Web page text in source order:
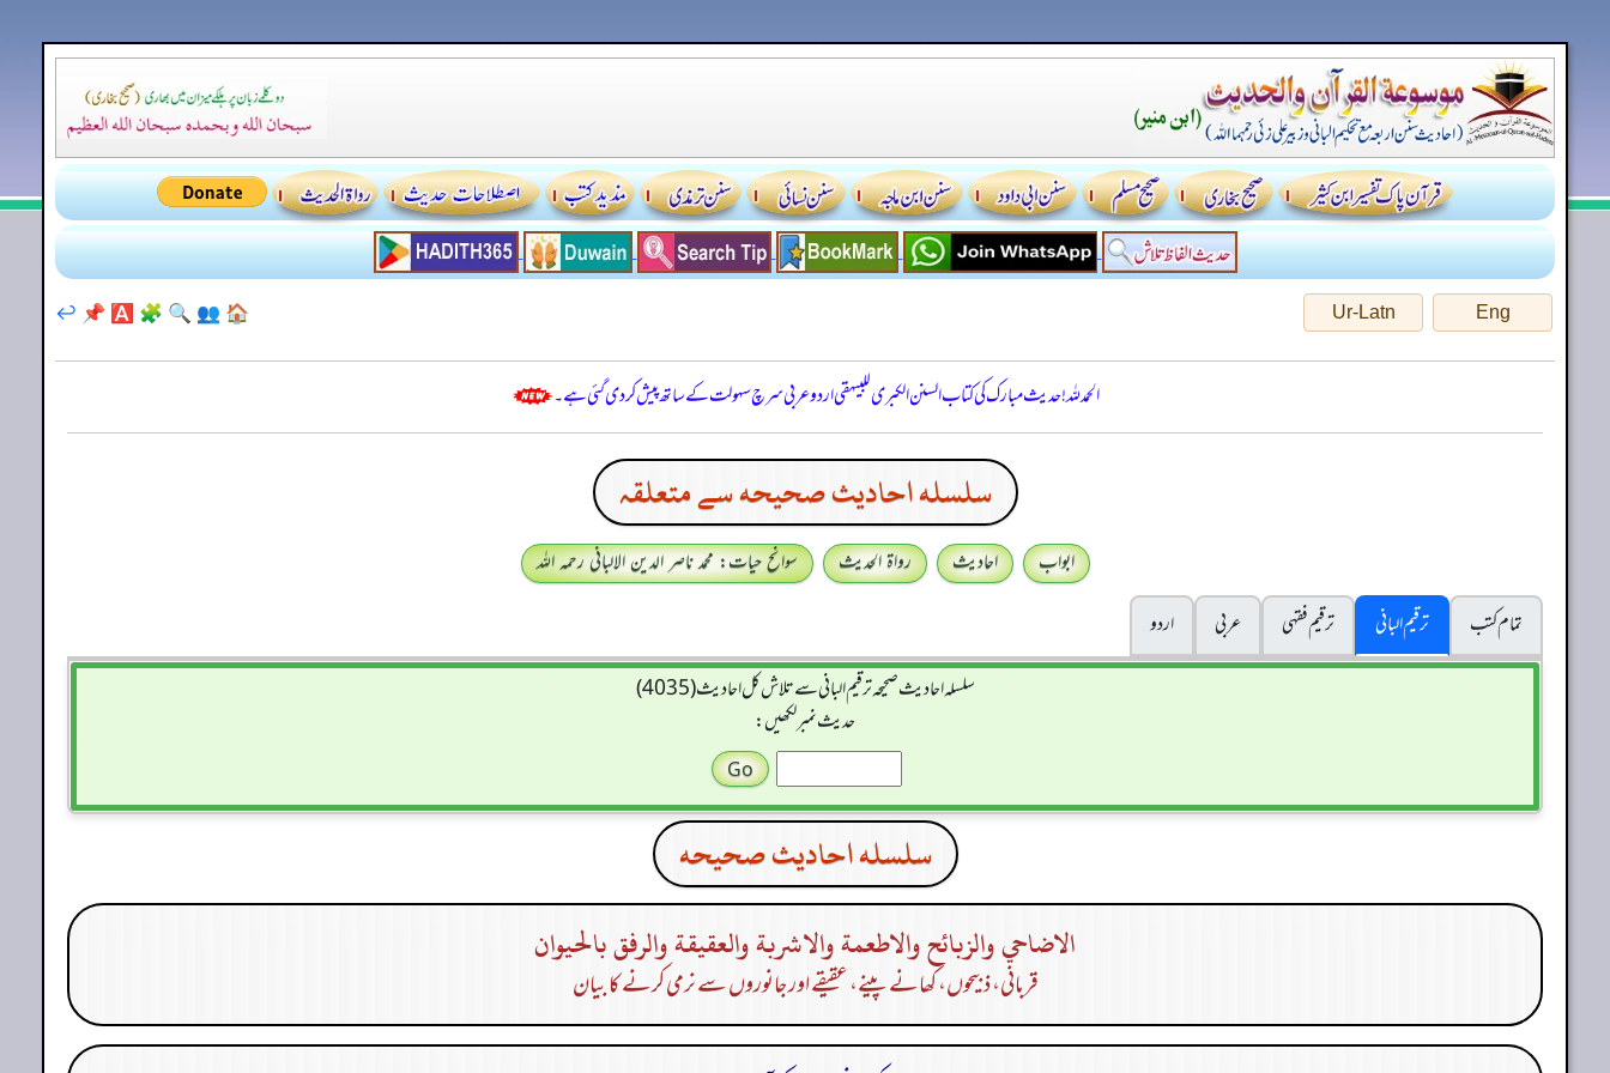
Eng
Ur-Latn
🏠
👥
🔍
🧩
🅰️
📌
↩️
الحمدللہ! حدیث مبارک کی کتاب السنن الكبرى للبيهقي اردو عربی سرچ سہولت کے ساتھ پیش کر دی گئی ہے۔
سلسله احاديث صحيحه سے متعلقہ
ابواب احادیث رواۃ الحدیث
سوانح حیات: محمد ناصر الدین الالبانی رحمہ اللہ
تمام کتب
ترقیم البانی ترقيم فقہی عربی
اردو
سلسله احاديث صحيحه ترقیم البانی سے تلاش کل احادیث (4035)
حدیث نمبر لکھیں:
سلسله احاديث صحيحه
الاضاحي والزبائح والاطعمة والاشربة والعقيقة والرفق بالحيوان
قربانی، ذبیحوں، کھانے پینے، عقیقے اور جانوروں سے نرمی کرنے کا بیان